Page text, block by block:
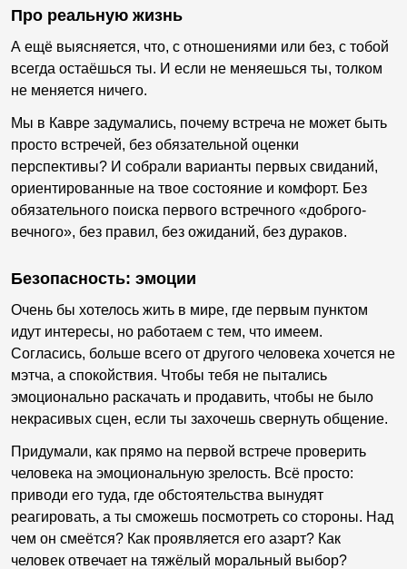
Про реальную жизнь
А ещё выясняется, что, с отношениями или без, с тобой
всегда остаёшься ты. И если не меняешься ты, толком
не меняется ничего.
Мы в Кавре задумались, почему встреча не может быть
просто встречей, без обязательной оценки
перспективы? И собрали варианты первых свиданий,
ориентированные на твое состояние и комфорт. Без
обязательного поиска первого встречного «доброго-
вечного», без правил, без ожиданий, без дураков.
Безопасность: эмоции
Очень бы хотелось жить в мире, где первым пунктом
идут интересы, но работаем с тем, что имеем.
Согласись, больше всего от другого человека хочется не
мэтча, а спокойствия. Чтобы тебя не пытались
эмоционально раскачать и продавить, чтобы не было
некрасивых сцен, если ты захочешь свернуть общение.
Придумали, как прямо на первой встрече проверить
человека на эмоциональную зрелость. Всё просто:
приводи его туда, где обстоятельства вынудят
реагировать, а ты сможешь посмотреть со стороны. Над
чем он смеётся? Как проявляется его азарт? Как
человек отвечает на тяжёлый моральный выбор?